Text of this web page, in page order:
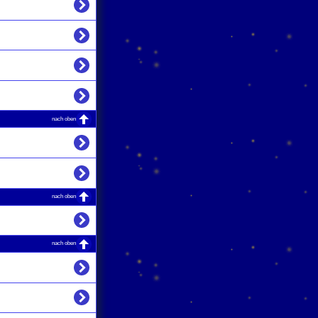
nach oben
nach oben
nach oben